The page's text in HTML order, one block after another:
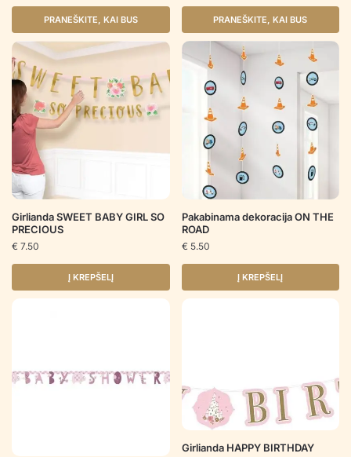
PRANEŠKITE, KAI BUS PRANEŠKITE, KAI BUS
Girlianda SWEET BABY GIRL SO
PRECIOUS
€ 7.50
Į KREPŠELĮ
Pakabinama dekoracija ON THE
ROAD
€ 5.50
Į KREPŠELĮ
Girlianda HAPPY BIRTHDAY